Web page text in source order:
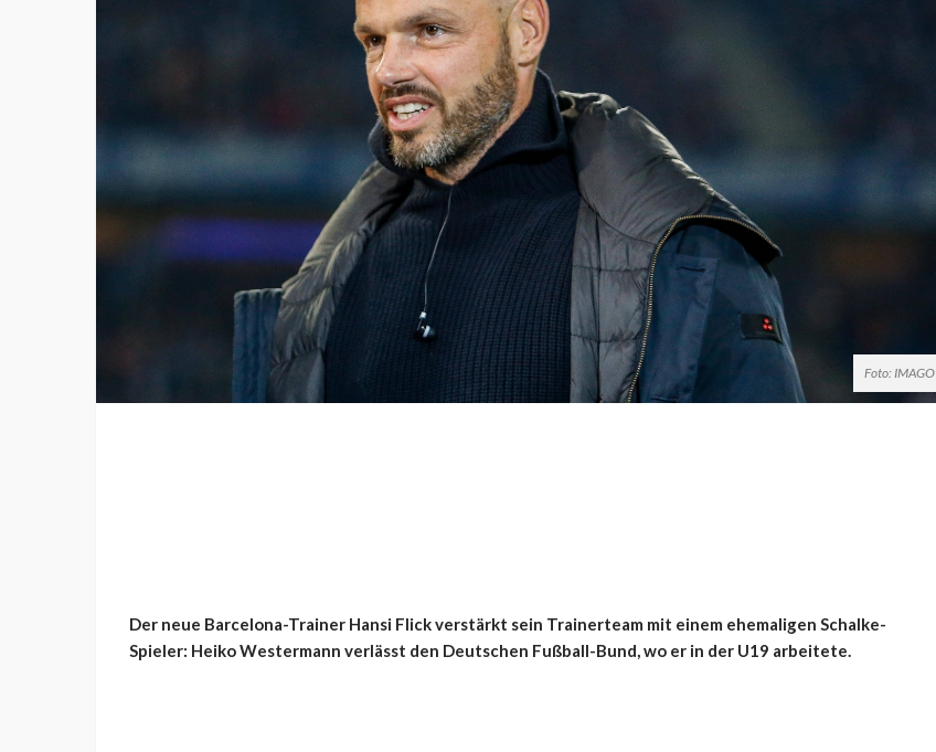
Foto: IMAGO
Der neue Barcelona-Trainer Hansi Flick verstärkt sein Trainerteam mit einem ehemaligen Schalke-
Spieler: Heiko Westermann verlässt den Deutschen Fußball-Bund, wo er in der U19 arbeitete.